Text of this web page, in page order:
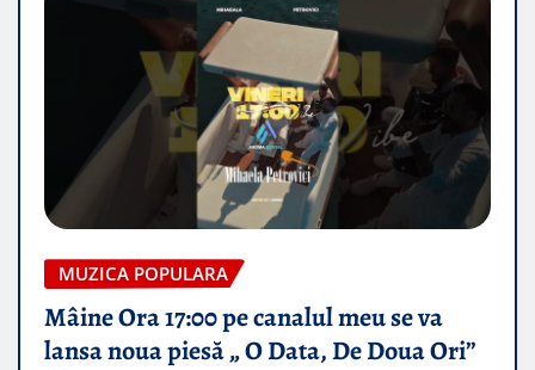
MUZICA POPULARA
Mâine Ora 17:00 pe canalul meu se va
lansa noua piesă „ O Data, De Doua Ori”